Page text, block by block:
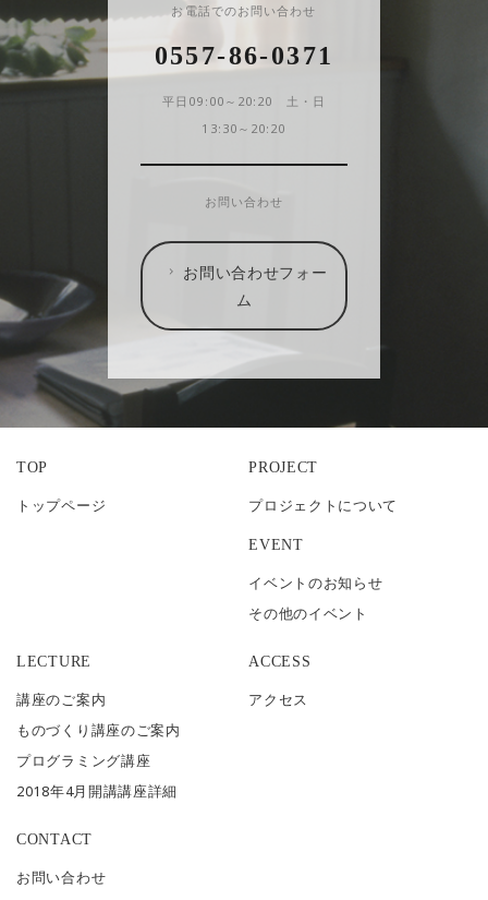
お電話でのお問い合わせ
0557-86-0371
平日09:00～20:20 土・日
13:30～20:20
お問い合わせ
お問い合わせフォー
ム
TOP
トップページ
PROJECT
プロジェクトについて
EVENT
イベントのお知らせ
その他のイベント
LECTURE
講座のご案内
ものづくり講座のご案内
プログラミング講座
2018年4月開講講座詳細
ACCESS
アクセス
CONTACT
お問い合わせ